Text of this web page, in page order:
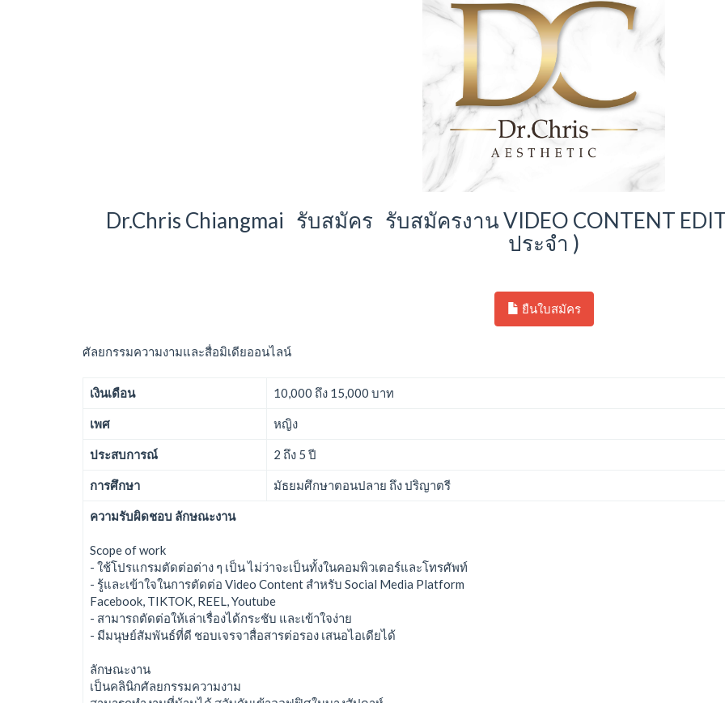
Dr.Chris Chiangmai รับสมัคร รับสมัครงาน VIDEO CONTENT
ประจำ )
ยืนใบสมัคร
ศัลยกรรมความงามและสื่อมิเดียออนไลน์
เงินเดือน 10,000 ถึง 15,000 บาท
เพศ หญิง
ประสบการณ์ 2 ถึง 5 ปี
การศึกษา มัธยมศึกษาตอนปลาย ถึง ปริญาตรี
ความรับผิดชอบ ลักษณะงาน
Scope of work
- ใช้โปรแกรมตัดต่อต่าง ๆ เป็น ไม่ว่าจะเป็นทั้งในคอมพิวเตอร์และโทรศัพท์
- รู้และเข้าใจในการตัดต่อ Video Content สำหรับ Social Media Platform
Facebook, TIKTOK, REEL, Youtube
- สามารถตัดต่อให้เล่าเรื่องได้กระชับ และเข้าใจง่าย
- มีมนุษย์สัมพันธ์ที่ดี ชอบเจรจาสื่อสารต่อรอง เสนอไอเดียได้
ลักษณะงาน
เป็นคลินิกศัลยกรรมความงาม